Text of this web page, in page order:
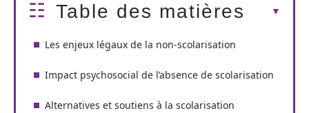
Table des matières
Les enjeux légaux de la non-scolarisation
Impact psychosocial de l’absence de scolarisation
Alternatives et soutiens à la scolarisation